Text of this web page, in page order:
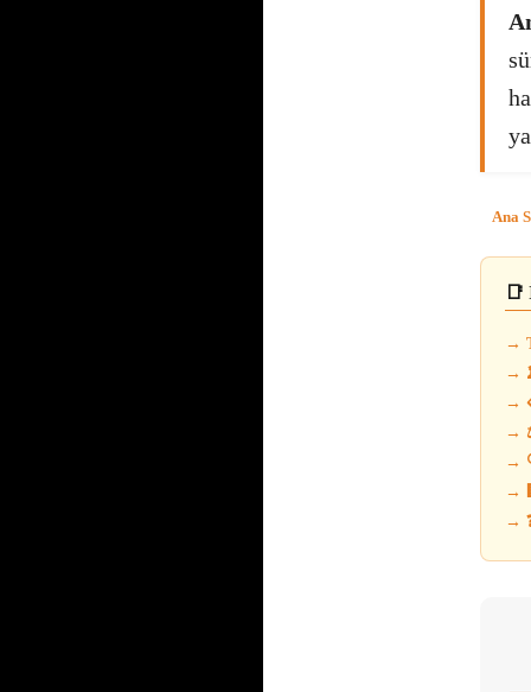
Ana
📑
→
→
→
→
→
→
→